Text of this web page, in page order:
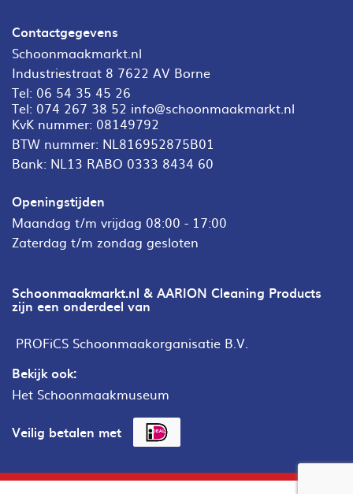
Contactgegevens
Schoonmaakmarkt.nl
Industriestraat 8 7622 AV Borne
Tel: 06 54 35 45 26
Tel: 074 267 38 52 info@schoonmaakmarkt.nl
KvK nummer: 08149792
BTW nummer: NL816952875B01
Bank: NL13 RABO 0333 8434 60
Openingstijden
Maandag t/m vrijdag 08:00 - 17:00
Zaterdag t/m zondag gesloten
Schoonmaakmarkt.nl & AARION Cleaning Products
zijn een onderdeel van
PROFiCS Schoonmaakorganisatie B.V.
Bekijk ook:
Het Schoonmaakmuseum
Veilig betalen met